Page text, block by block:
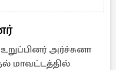
அர்ச்சுனா
மாவட்டத்தில்